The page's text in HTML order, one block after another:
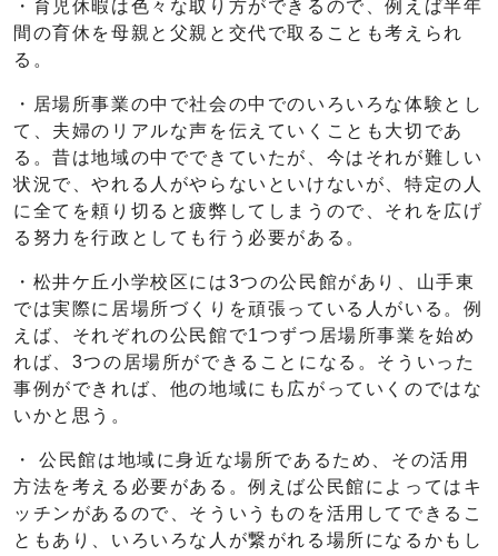
・育児休暇は色々な取り方ができるので、例えば半年
間の育休を母親と父親と交代で取ることも考えられ
る。
・居場所事業の中で社会の中でのいろいろな体験とし
て、夫婦のリアルな声を伝えていくことも大切であ
る。昔は地域の中でできていたが、今はそれが難しい
状況で、やれる人がやらないといけないが、特定の人
に全てを頼り切ると疲弊してしまうので、それを広げ
る努力を行政としても行う必要がある。
・松井ケ丘小学校区には3つの公民館があり、山手東
では実際に居場所づくりを頑張っている人がいる。例
えば、それぞれの公民館で1つずつ居場所事業を始め
れば、3つの居場所ができることになる。そういった
事例ができれば、他の地域にも広がっていくのではな
いかと思う。
・ 公民館は地域に身近な場所であるため、その活用
方法を考える必要がある。例えば公民館によってはキ
ッチンがあるので、そういうものを活用してできるこ
ともあり、いろいろな人が繋がれる場所になるかもし